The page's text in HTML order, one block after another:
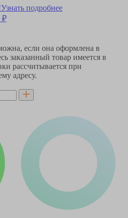
Узнать подробнее
₽
если она оформлена в
заказанный товар имеется в
рассчитывается при
адресу.